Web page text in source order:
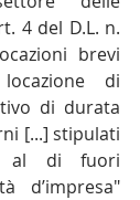
4 del D.L. n.
brevi
di
di durata
[...] stipulati
al di fuori